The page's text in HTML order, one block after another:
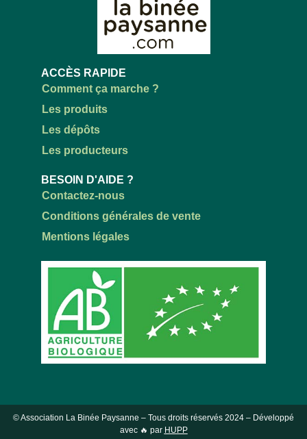
ACCÈS RAPIDE
Comment ça marche ?
Les produits
Les dépôts
Les producteurs
BESOIN D'AIDE ?
Contactez-nous
Conditions générales de vente
Mentions légales
© Association La Binée Paysanne – Tous droits réservés 2024 – Développé
avec 🔥 par HUPP